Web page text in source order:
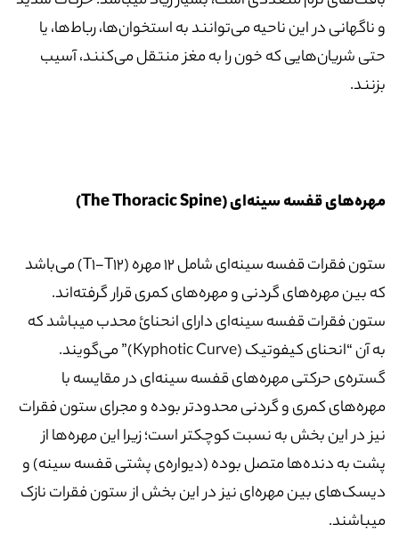
و ناگهانی در این ناحیه می‌توانند به استخوان‌ها، رباط‌ها، یا
حتی شریان‌هایی که خون را به مغز منتقل می‌کنند، آسیب
بزنند.
مهره‌های قفسه سینه‌ای (The Thoracic Spine)
ستون فقرات قفسه سینه‌ای شامل 12 مهره (T1-T12) می‌باشد
که بین مهره‌ها‌ی گردنی و مهره‌های کمری قرار گرفته‌اند.
ستون فقرات قفسه سینه‌ای دارای انحنائ محدب میباشد که
به آن “انحنای کیفوتیک (Kyphotic Curve)” می‌گویند.
گستره‌ی حرکتی مهره‌های قفسه سینه‌ای در مقایسه با
مهره‌های کمری و گردنی محدودتر بوده و مجرای ستون فقرات
نیز در این بخش به نسبت کوچکتر است؛ زیرا این مهره‌ها از
پشت به دنده‌ها متصل بوده (دیواره‌ی پشتی قفسه سینه) و
دیسک‌های بین مهره‌ای نیز در این بخش از ستون فقرات نازک
میباشند.